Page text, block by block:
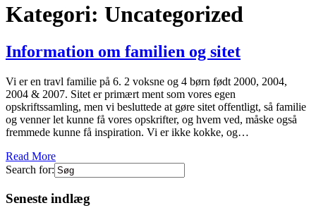
Kategori: Uncategorized
Information om familien og sitet
Vi er en travl familie på 6. 2 voksne og 4 børn født 2000, 2004,
2004 & 2007. Sitet er primært ment som vores egen
opskriftssamling, men vi besluttede at gøre sitet offentligt, så familie
og venner let kunne få vores opskrifter, og hvem ved, måske også
fremmede kunne få inspiration. Vi er ikke kokke, og…
Read More
Search for:
Seneste indlæg